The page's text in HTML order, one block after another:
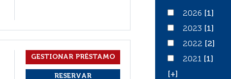
20262026
[1]
20232023
[1]
20222022
[2]
20212021
[1]
[+]